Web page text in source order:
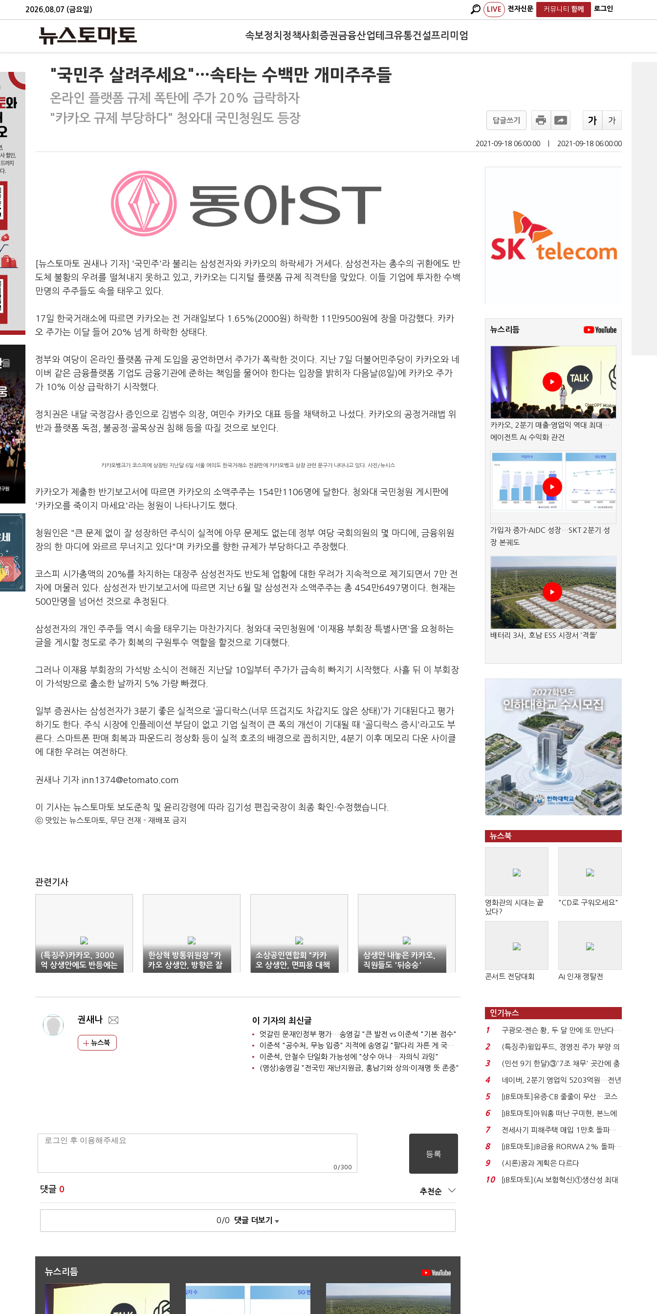
2026.08.07 (금요일) LIVE 전자신문 커뮤니티 함께 로그인
속보정치 정책사회 증권금융산업테크유통건설프리미엄
"국민주 살려주세요"…속타는 수백만 개미주주들
온라인 플랫폼 규제 폭탄에 주가 20% 급락하자
"카카오 규제 부당하다" 청와대 국민청원도 등장
답글쓰기
2021-09-18 06:00:00 2021-09-18 06:00:00
[뉴스토마토 권새나 기자] '국민주'라 불리는 삼성전자와 카카오의 하락세가 거세다. 삼성전자는 총수의 귀환에도 반
도체 불황의 우려를 떨쳐내지 못하고 있고, 카카오는 디지털 플랫폼 규제 직격탄을 맞았다. 이들 기업에 투자한 수백
만명의 주주들도 속을 태우고 있다.
17일 한국거래소에 따르면 카카오는 전 거래일보다 1.65%(2000원) 하락한 11만9500원에 장을 마감했다. 카카
오 주가는 이달 들어 20% 넘게 하락한 상태다.
정부와 여당이 온라인 플랫폼 규제 도입을 공언하면서 주가가 폭락한 것이다. 지난 7일 더불어민주당이 카카오와 네
이버 같은 금융플랫폼 기업도 금융기관에 준하는 책임을 물어야 한다는 입장을 밝히자 다음날(8일)에 카카오 주가
가 10% 이상 급락하기 시작했다.
정치권은 내달 국정감사 증인으로 김범수 의장, 여민수 카카오 대표 등을 채택하고 나섰다. 카카오의 공정거래법 위
반과 플랫폼 독점, 불공정·골목상권 침해 등을 따질 것으로 보인다.
카카오뱅크가 코스피에 상장된 지난달 6일 서울 여의도 한국거래소 전광판에 카카오뱅크 상장 관련 문구가 나타나고 있다. 사진/뉴시스
카카오가 제출한 반기보고서에 따르면 카카오의 소액주주는 154만1106명에 달한다. 청와대 국민청원 게시판에
'카카오를 죽이지 마세요'라는 청원이 나타나기도 했다.
청원인은 "큰 문제 없이 잘 성장하던 주식이 실적에 아무 문제도 없는데 정부 여당 국회의원의 몇 마디에, 금융위원
장의 한 마디에 와르르 무너지고 있다"며 카카오를 향한 규제가 부당하다고 주장했다.
코스피 시가총액의 20%를 차지하는 대장주 삼성전자도 반도체 업황에 대한 우려가 지속적으로 제기되면서 7만 전
자에 머물러 있다. 삼성전자 반기보고서에 따르면 지난 6월 말 삼성전자 소액주주는 총 454만6497명이다. 현재는
500만명을 넘어선 것으로 추정된다.
삼성전자의 개인 주주들 역시 속을 태우기는 마찬가지다. 청와대 국민청원에 '이재용 부회장 특별사면'을 요청하는
글을 게시할 정도로 주가 회복의 구원투수 역할을 할것으로 기대했다.
그러나 이재용 부회장의 가석방 소식이 전해진 지난달 10일부터 주가가 급속히 빠지기 시작했다. 사흘 뒤 이 부회장
이 가석방으로 출소한 날까지 5% 가량 빠졌다.
일부 증권사는 삼성전자가 3분기 좋은 실적으로 ‘골디락스(너무 뜨겁지도 차갑지도 않은 상태)’가 기대된다고 평가
하기도 한다. 주식 시장에 인플레이션 부담이 없고 기업 실적이 큰 폭의 개선이 기대될 때 '골디락스 증시'라고도 부
른다. 스마트폰 판매 회복과 파운드리 정상화 등이 실적 호조의 배경으로 꼽히지만, 4분기 이후 메모리 다운 사이클
에 대한 우려는 여전하다.
권새나 기자 inn1374@etomato.com
이 기사는 뉴스토마토 보도준칙 및 윤리강령에 따라 김기성 편집국장이 최종 확인·수정했습니다.
ⓒ 맛있는 뉴스토마토, 무단 전재 - 재배포 금지
관련기사
(특징주)카카오, 3000
억 상생안에도 반등에는
실패
한상혁 방통위원장 "카
카오 상생안, 방향은 잘
잡아…세밀히 따져볼
소상공인연합회 "카카
오 상생안, 면피용 대책
불과"
상생안 내놓은 카카오,
직원들도 '뒤숭숭'
권새나
뉴스북
이 기자의 최신글
엇갈린 문재인정부 평가…송영길 "큰 발전 vs 이준석 "기본 점수"
이준석 "공수처, 무능 입증" 지적에 송영길 "팔다리 자른 게 국민의힘"
이준석, 안철수 단일화 가능성에 "상수 아냐…자의식 과잉"
(영상)송영길 "전국민 재난지원금, 홍남기와 상의·이재명 뜻 존중"
0 /300
댓글 0 추천순
0/0 댓글 더보기
뉴스리듬
뉴스리듬
카카오, 2분기 매출·영업익 역대 최대…
에이전트 AI 수익화 관건
가입자 증가·AIDC 성장…SKT 2분기 성
장 본궤도
배터리 3사, 호남 ESS 시장서 ‘격돌’
뉴스북
영화관의 시대는 끝
났다?
"CD로 구워오세요"
콘서트 전당대회 AI 인재 쟁탈전
인기뉴스
1
구광모-젠슨 황, 두 달 만에 또 만난다…
로봇·AI 등 논...
2
(특징주)윙입푸드, 경영진 주가 부양 의
지에 상한가...
3
(민선 9기 한달)③'7조 채무' 곳간에 충
격…추미애, 20년...
4
네이버, 2분기 영업익 5203억원…전년
비 0.2% 감소...
5
[IB토마토]유증·CB 줄줄이 무산…코스
닥 벌점 급증에 ...
6
[IB토마토]아워홈 떠난 구미현, 본느에
340억 베팅…가...
7
전세사기 피해주택 매입 1만호 돌파…
누적 피해자 4만2...
8
[IB토마토]JB금융 RORWA 2% 돌파…
실적 견인은 은행 ...
9 (시론)꿈과 계획은 다르다
10
[IB토마토](AI 보험혁신)①생산성 최대